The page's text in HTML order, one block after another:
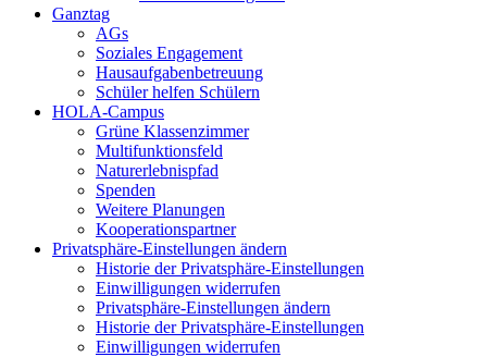
Ganztag
AGs
Soziales Engagement
Hausaufgabenbetreuung
Schüler helfen Schülern
HOLA-Campus
Grüne Klassenzimmer
Multifunktionsfeld
Naturerlebnispfad
Spenden
Weitere Planungen
Kooperationspartner
Privatsphäre-Einstellungen ändern
Historie der Privatsphäre-Einstellungen
Einwilligungen widerrufen
Privatsphäre-Einstellungen ändern
Historie der Privatsphäre-Einstellungen
Einwilligungen widerrufen